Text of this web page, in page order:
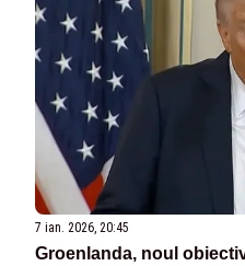
7 ian. 2026, 20:45
Groenlanda, noul